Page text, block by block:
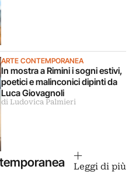
ARTE CONTEMPORANEA
In mostra a Rimini i sogni estivi,
poetici e malinconici dipinti da
Luca Giovagnoli
di Ludovica Palmieri
Leggi di più